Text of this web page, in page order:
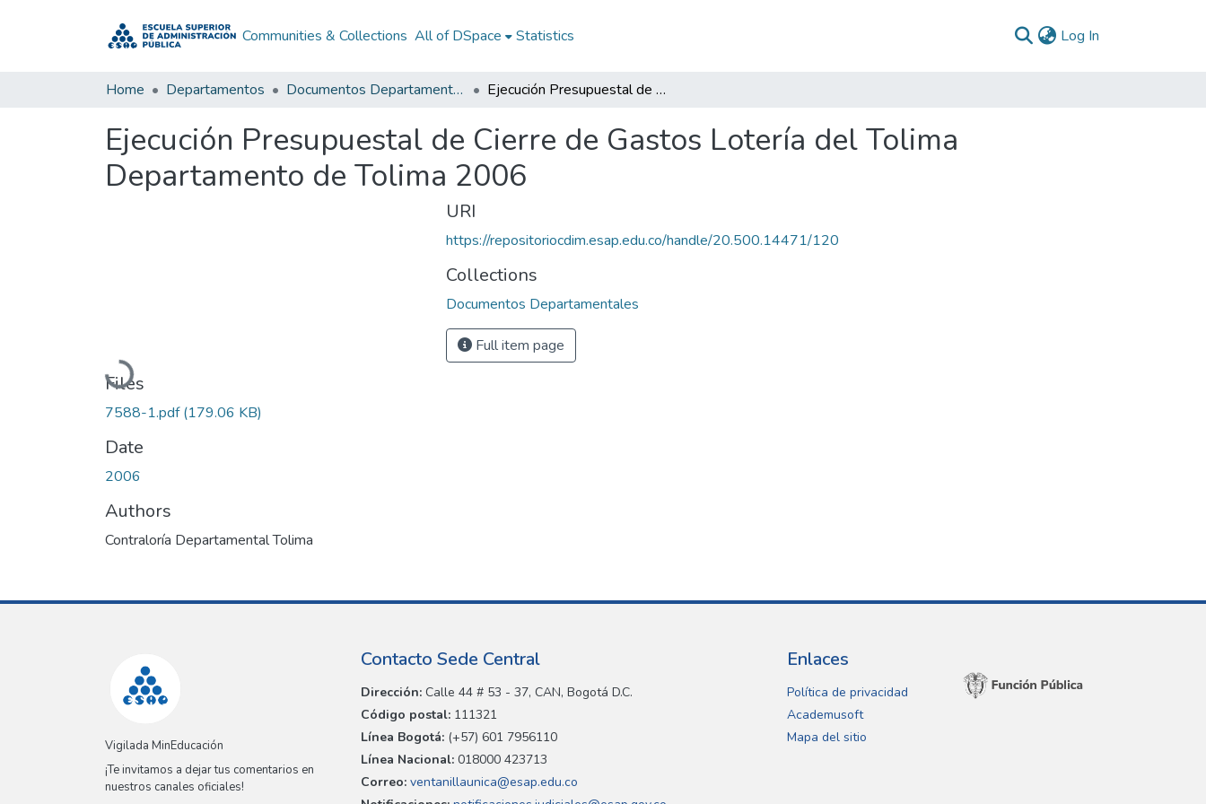
Communities & Collections All of DSpace Statistics Log In
Home Departamentos Documentos Departamentales Ejecución Presupuestal de Cierre de Gastos Lotería del Tolima Departamento de Tolima 2006
Ejecución Presupuestal de Cierre de Gastos Lotería del Tolima
Departamento de Tolima 2006
Loading...
Files
7588-1.pdf(179.06 KB)
Date
2006
Authors
Contraloría Departamental Tolima
URI
https://repositoriocdim.esap.edu.co/handle/20.500.14471/120
Collections
Documentos Departamentales
Full item page
Vigilada MinEducación
¡Te invitamos a dejar tus comentarios en
nuestros canales oficiales!
Contacto Sede Central
Dirección: Calle 44 # 53 - 37, CAN, Bogotá D.C.
Código postal: 111321
Línea Bogotá: (+57) 601 7956110
Línea Nacional: 018000 423713
Correo: ventanillaunica@esap.edu.co
Enlaces
Política de privacidad
Academusoft
Mapa del sitio